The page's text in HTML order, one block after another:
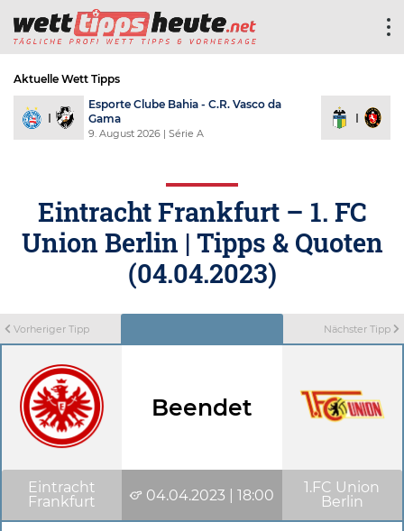
Aktuelle Wett Tipps
Esporte Clube Bahia - C.R. Vasco da
Gama
9. August 2026 | Série A
Eintracht Frankfurt – 1. FC
Union Berlin | Tipps & Quoten
(04.04.2023)
Vorheriger Tipp Nächster Tipp
Beendet
Eintracht
Frankfurt
04.04.2023 | 18:00
1.FC Union
Berlin